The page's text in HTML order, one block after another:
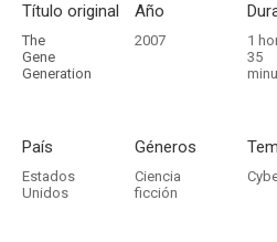
Título original
The
Gene
Generation
Año
2007
1
35
País
Estados
Unidos
Géneros
Ciencia
ficción